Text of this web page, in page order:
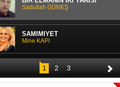
Sadullah GÜNEŞ
SAMİMİYET
Mine KAPI
DÜĞÜNÜN ALKIŞI BİR GECE,
BORCU KAÇ YIL?
Halil EL
1 2 3